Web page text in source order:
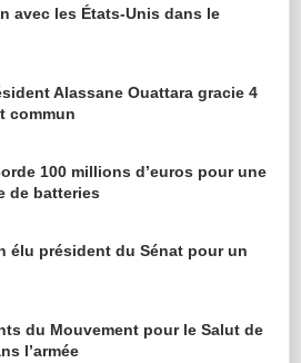
avec les États-Unis dans le
Alassane Ouattara gracie 4
commun
100 millions d’euros pour une
de batteries
élu président du Sénat pour un
du Mouvement pour le Salut de
l’armée